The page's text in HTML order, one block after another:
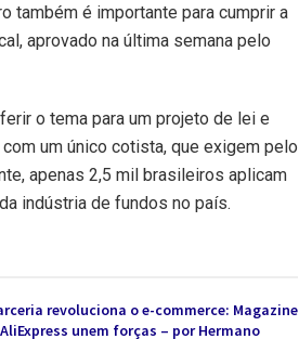
também é importante para cumprir a
aprovado na última semana pelo
o tema para um projeto de lei e
um único cotista, que exigem pelo
apenas 2,5 mil brasileiros aplicam
indústria de fundos no país.
revoluciona o e-commerce: Magazine
unem forças – por Hermano